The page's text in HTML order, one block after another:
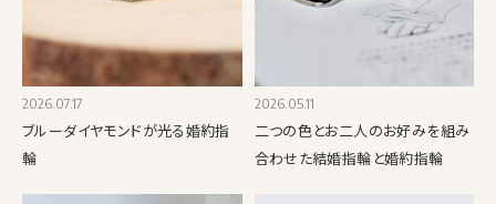
2026.07.17
ブルーダイヤモンドが光る婚約指
輪
2026.05.11
二つの色とお二人のお好みを組み
合わせた結婚指輪と婚約指輪